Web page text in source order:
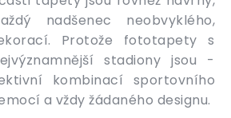
nadšenec neobvyklého,
Protože fototapety s
stadiony jsou -
kombinací sportovního
a vždy žádaného designu.